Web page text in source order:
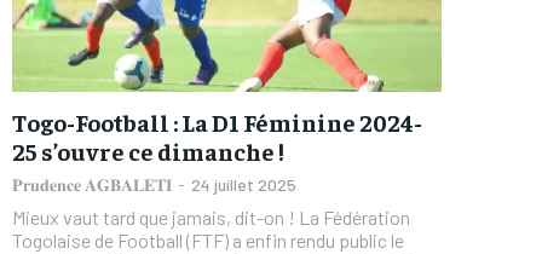
Togo-Football : La D1 Féminine 2024-
25 s’ouvre ce dimanche !
𝐏𝐫𝐮𝐝𝐞𝐧𝐜𝐞 𝐀𝐆𝐁𝐀𝐋𝐄𝐓𝐈 - 24 juillet 2025
Mieux vaut tard que jamais, dit-on ! La Fédération
Togolaise de Football (FTF) a enfin rendu public le